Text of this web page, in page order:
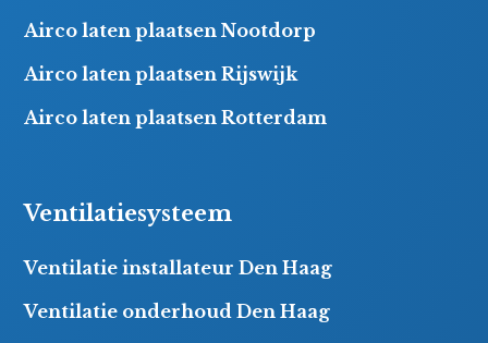
Airco laten plaatsen Nootdorp
Airco laten plaatsen Rijswijk
Airco laten plaatsen Rotterdam
Ventilatiesysteem
Ventilatie installateur Den Haag
Ventilatie onderhoud Den Haag